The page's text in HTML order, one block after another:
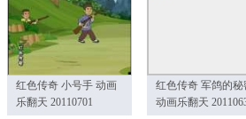
红色传奇 小号手 动画
乐翻天 20110701
红色传奇 军鸽的秘
动画乐翻天